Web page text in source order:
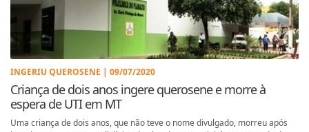
INGERIU QUEROSENE | 09/07/2020
Criança de dois anos ingere querosene e morre à
espera de UTI em MT
Uma criança de dois anos, que não teve o nome divulgado, morreu após